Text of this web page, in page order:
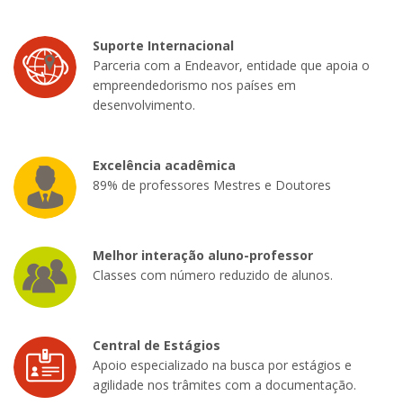
Suporte Internacional
Parceria com a Endeavor, entidade que apoia o
empreendedorismo nos países em
desenvolvimento.
Excelência acadêmica
89% de professores Mestres e Doutores
Melhor interação aluno-professor
Classes com número reduzido de alunos.
Central de Estágios
Apoio especializado na busca por estágios e
agilidade nos trâmites com a documentação.